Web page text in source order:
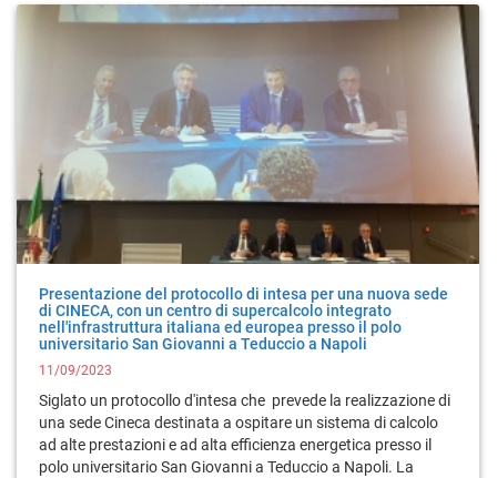
Presentazione del protocollo di intesa per una nuova sede
di CINECA, con un centro di supercalcolo integrato
nell'infrastruttura italiana ed europea presso il polo
universitario San Giovanni a Teduccio a Napoli
11/09/2023
Siglato un protocollo d'intesa che prevede la realizzazione di
una sede Cineca destinata a ospitare un sistema di calcolo
ad alte prestazioni e ad alta efficienza energetica presso il
polo universitario San Giovanni a Teduccio a Napoli. La